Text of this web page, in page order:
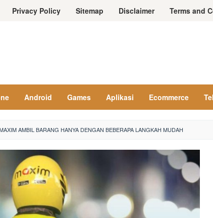
Privacy Policy Sitemap Disclaimer Terms and
Android Games Aplikasi Ecommerce
AMBIL BARANG HANYA DENGAN BEBERAPA LANGKAH MUDAH